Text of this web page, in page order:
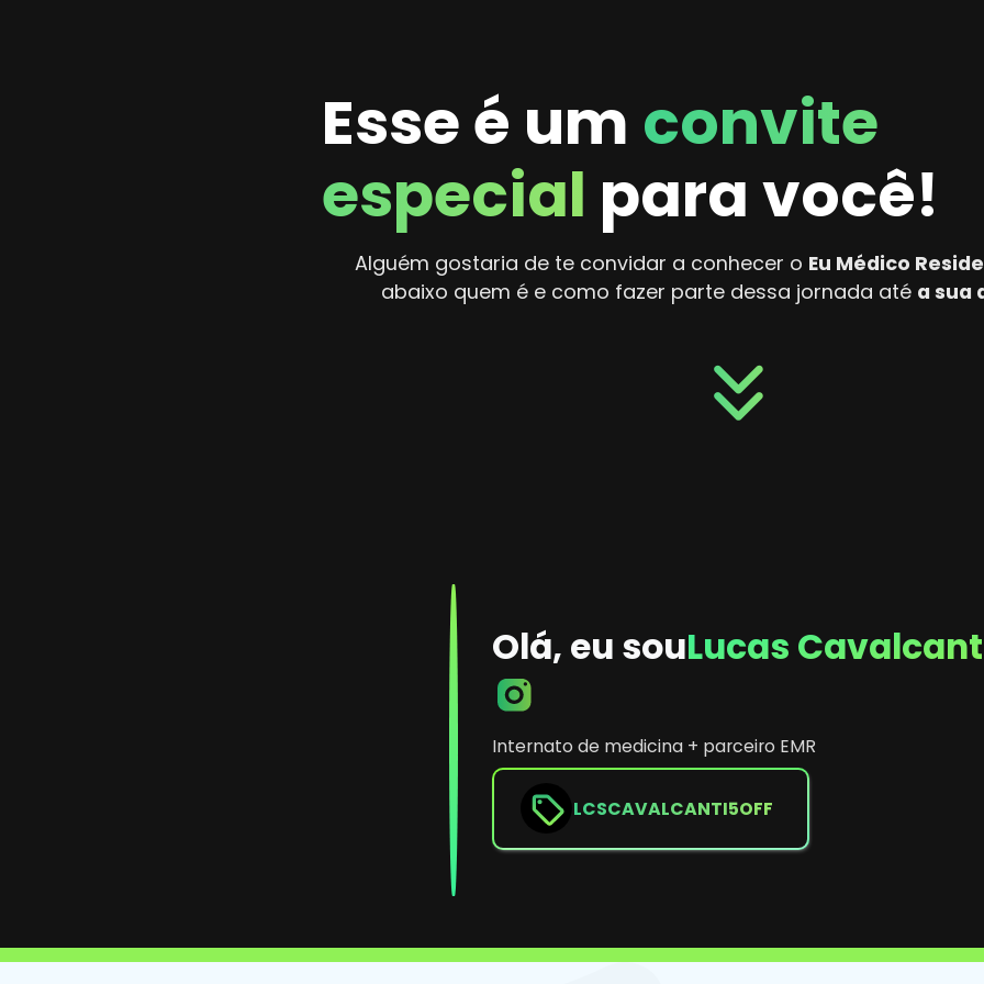
Esse é um convite
especial para você!
Alguém gostaria de te convidar a conhecer o Eu Médico
abaixo quem é e como fazer parte dessa jornada até a sua
keyboard_double_arrow_down
Olá, eu souLucas
Internato de medicina + parceiro EMR
LCSCAVALCANTI5OFF